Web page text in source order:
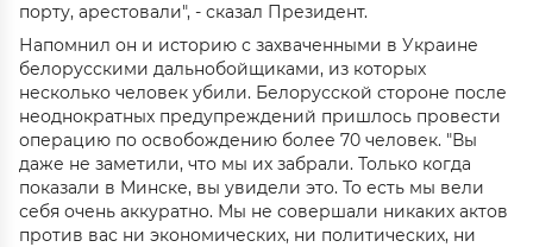
порту, арестовали", - сказал Президент.
Напомнил он и историю с захваченными в Украине
белорусскими дальнобойщиками, из которых
несколько человек убили. Белорусской стороне после
неоднократных предупреждений пришлось провести
операцию по освобождению более 70 человек. "Вы
даже не заметили, что мы их забрали. Только когда
показали в Минске, вы увидели это. То есть мы вели
себя очень аккуратно. Мы не совершали никаких актов
против вас ни экономических, ни политических, ни